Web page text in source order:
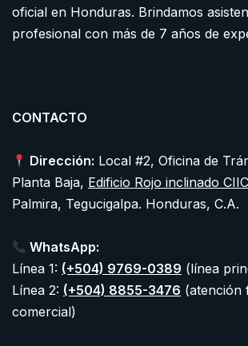
oficial en Honduras. Brindamos
profesional con más de 7 años de
CONTACTO
Dirección: Local #2, Oficina de
Planta Baja, Edificio Rojo inclinado
Palmira, Tegucigalpa. Honduras, C.A.
WhatsApp:
Línea 1: (+504) 9769-0389 (línea
Línea 2: (+504) 8855-3476 (atención
comercial)